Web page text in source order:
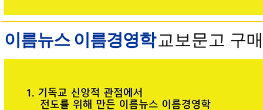
이름뉴스 이름경영학 교보문고 구